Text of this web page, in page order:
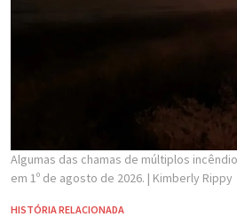
Algumas das chamas de múltiplos
em 1º de agosto de 2026. | Kimberly Rippy
HISTÓRIA RELACIONADA